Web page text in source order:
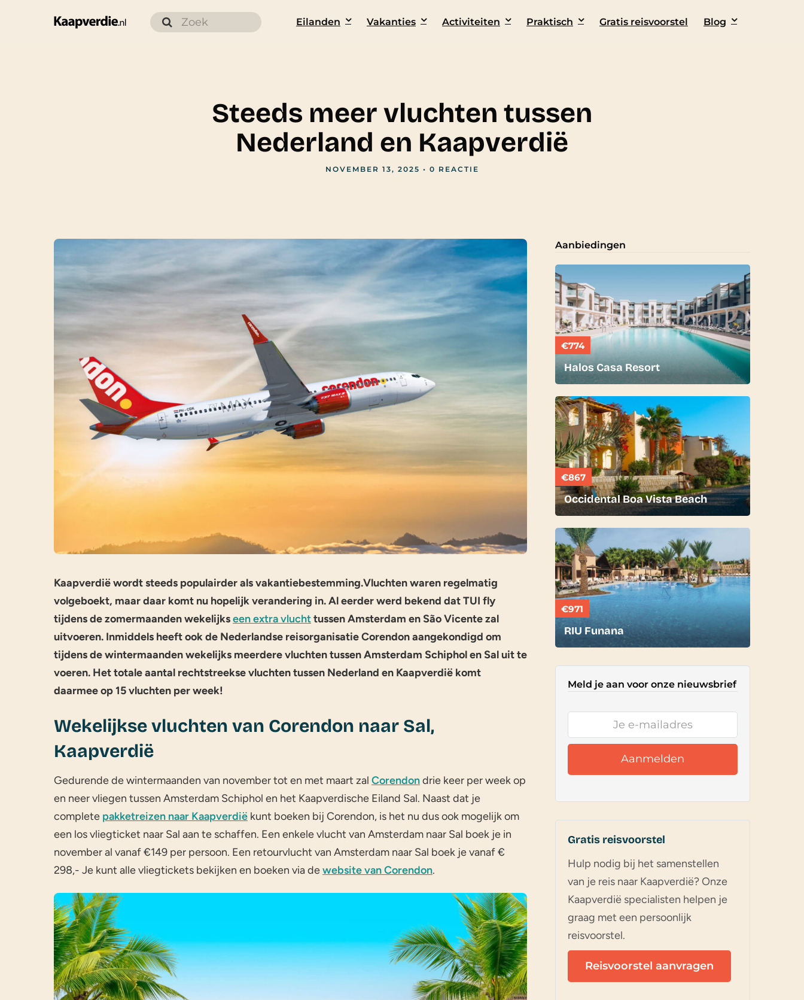
Eilanden Vakanties Activiteiten Praktisch Gratis reisvoorstel Blog
Steeds meer vluchten tussen
Nederland en Kaapverdië
NOVEMBER 13, 2025 • 0 REACTIE
Kaapverdië wordt steeds populairder als vakantiebestemming.Vluchten waren regelmatig
volgeboekt, maar daar komt nu hopelijk verandering in. Al eerder werd bekend dat TUI fly
tijdens de zomermaanden wekelijkseen extra vluchttussen Amsterdam en São Vicente zal
uitvoeren. Inmiddels heeft ook de Nederlandse reisorganisatie Corendon aangekondigd om
tijdens de wintermaanden wekelijks meerdere vluchten tussen Amsterdam Schiphol en Sal uit te
voeren. Het totale aantal rechtstreekse vluchten tussen Nederland en Kaapverdië komt
daarmee op 15 vluchten per week!
Wekelijkse vluchten van Corendon naar Sal,
Kaapverdië
Gedurende de wintermaanden van november tot en met maart zal Corendondrie keer per week op
en neer vliegen tussen Amsterdam Schiphol en het Kaapverdische Eiland Sal. Naast dat je
complete pakketreizen naar Kaapverdië kunt boeken bij Corendon, is het nu dus ook mogelijk om
een los vliegticket naar Sal aan te schaffen. Een enkele vlucht van Amsterdam naar Sal boek je in
november al vanaf €149 per persoon. Een retourvlucht van Amsterdam naar Sal boek je vanaf €
298,- Je kunt alle vliegtickets bekijken en boeken via dewebsite van Corendon.
Aanbiedingen
€774
Halos Casa Resort
€867
Occidental Boa Vista Beach
€971
RIU Funana
Meld je aan voor onze nieuwsbrief
Gratis reisvoorstel
Hulp nodig bij het samenstellen
van je reis naar Kaapverdië? Onze
Kaapverdië specialisten helpen je
graag met een persoonlijk
reisvoorstel.
Reisvoorstel aanvragen